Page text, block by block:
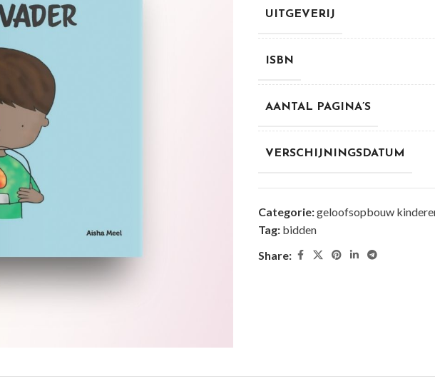
UITGEVERIJ
ISBN
AANTAL PAGINA’S
VERSCHIJNINGSDATUM
Categorie:geloofsopbouw
Tag: bidden
Share: